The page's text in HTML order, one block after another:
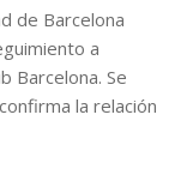
de Barcelona
a
Barcelona. Se
la relación